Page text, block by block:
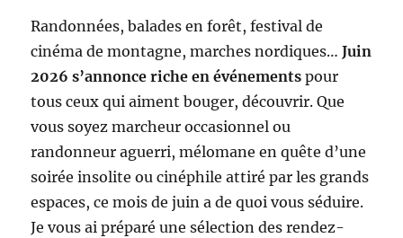
Randonnées, balades en forêt, festival de
cinéma de montagne, marches nordiques…Juin
2026 s’annonce riche en événements pour
tous ceux qui aiment bouger, découvrir. Que
vous soyez marcheur occasionnel ou
randonneur aguerri, mélomane en quête d’une
soirée insolite ou cinéphile attiré par les grands
espaces, ce mois de juin a de quoi vous séduire.
Je vous ai préparé une sélection des rendez-